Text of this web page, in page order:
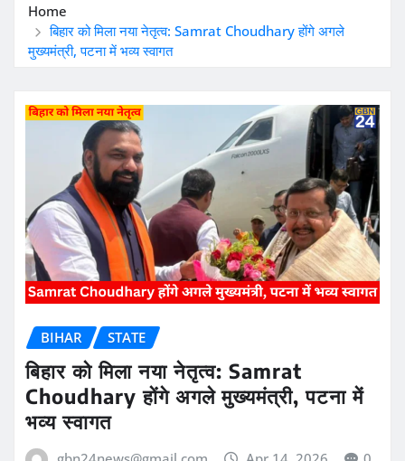
Home
बिहार को मिला नया नेतृत्व: Samrat Choudhary होंगे अगले
मुख्यमंत्री, पटना में भव्य स्वागत
BIHAR STATE
बिहार को मिला नया नेतृत्व: Samrat
Choudhary होंगे अगले मुख्यमंत्री, पटना में
भव्य स्वागत